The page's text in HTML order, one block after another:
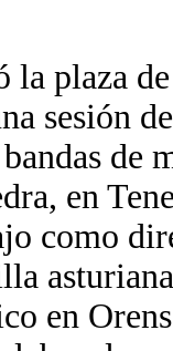
la plaza
sesión
de
en
como
en